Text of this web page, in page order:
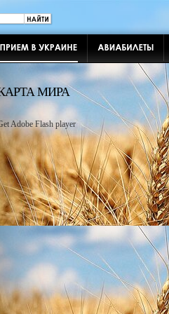
МИРА
Adobe Flash player